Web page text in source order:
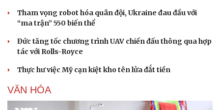
Thông tin doanh nghiệp
Doanh nghiệp 24h
Doanh nhân
Vì cộng đồng
Sành điệu
Trải nghiệm
Chuyển đổi số
Tham vọng robot hóa quân đội, Ukraine đau đầu với
“ma trận” 550 biến thể
Đức tăng tốc chương trình UAV chiến đấu thông qua hợp
tác với Rolls-Royce
Thực hư việc Mỹ cạn kiệt kho tên lửa đắt tiền
VĂN HÓA